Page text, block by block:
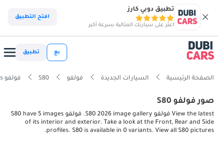
تطبيق دوبي كارز
اعثر على سيارتك المثالية بسرعة أكبر
افتح التطبيق
بع تطبيق
الصفحة الرئيسية السيارات الجديدة فولفو S80 فولفو S80 interior, exterior pictures
صور فولفو S80
View the latest فولفو S80 2026 image gallery. فولفو S80 have 5 images
of its interior and exterior. Take a look at the Front, Rear and Side
profiles. S80 is available in 0 variants. View all S80 pictures.